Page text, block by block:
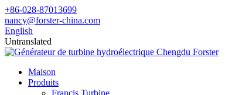
+86-028-87013699
nancy@forster-china.com
English
Untranslated
Maison
Produits
Francis Turbine